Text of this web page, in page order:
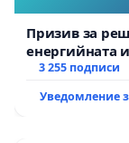
Призив за
енергийната
3 255 подписи
Уведомление